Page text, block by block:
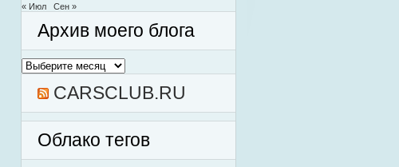
« Июл
Сен »
Архив моего блога
Архив
моего
CARSCLUB.RU
Облако тегов